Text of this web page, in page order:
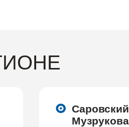
Музрукова